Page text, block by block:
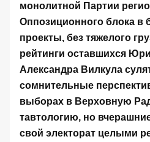
монолитной Партии
Оппозиционного блока в
проекты, без тяжелого
рейтинги оставшихся
Александра Вилкула
сомнительные
выборах в Верховную
тавтологию, но
свой электорат целыми